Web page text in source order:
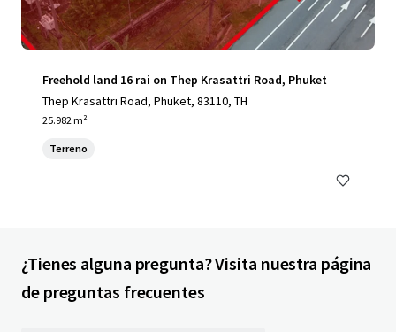
Freehold land 16 rai on Thep Krasattri Road, Phuket
Thep Krasattri Road, Phuket, 83110, TH
25.982 m²
Terreno
¿Tienes alguna pregunta? Visita nuestra página
de preguntas frecuentes